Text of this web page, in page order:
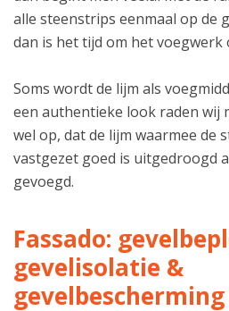
alle steenstrips eenmaal op de
dan is het tijd om het voegwerk
Soms wordt de lijm als
een authentieke look raden wij
wel op, dat de lijm waarmee de
vastgezet goed is uitgedroogd
gevoegd.
Fassado:
gevelisolatie &